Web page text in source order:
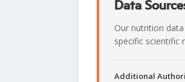
Data
Our nutrition
specific scientific
Additional